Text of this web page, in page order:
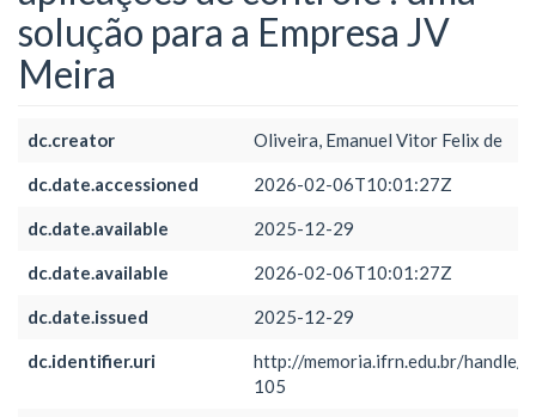
solução para a Empresa JV
Meira
dc.creator Oliveira, Emanuel Vitor Felix de
dc.date.accessioned 2026-02-06T10:01:27Z
dc.date.available 2025-12-29
dc.date.available 2026-02-06T10:01:27Z
dc.date.issued 2025-12-29
dc.identifier.uri
http://memoria.ifrn.edu.br/handle/
105